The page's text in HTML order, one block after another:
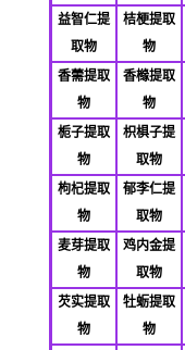
益智仁提
取物
桔梗提取
物
香薷提取
物
香橼提取
物
栀子提取
物
枳椇子提
取物
枸杞提取
物
郁李仁提
取物
麦芽提取
物
鸡内金提
取物
芡实提取
物
牡蛎提取
物